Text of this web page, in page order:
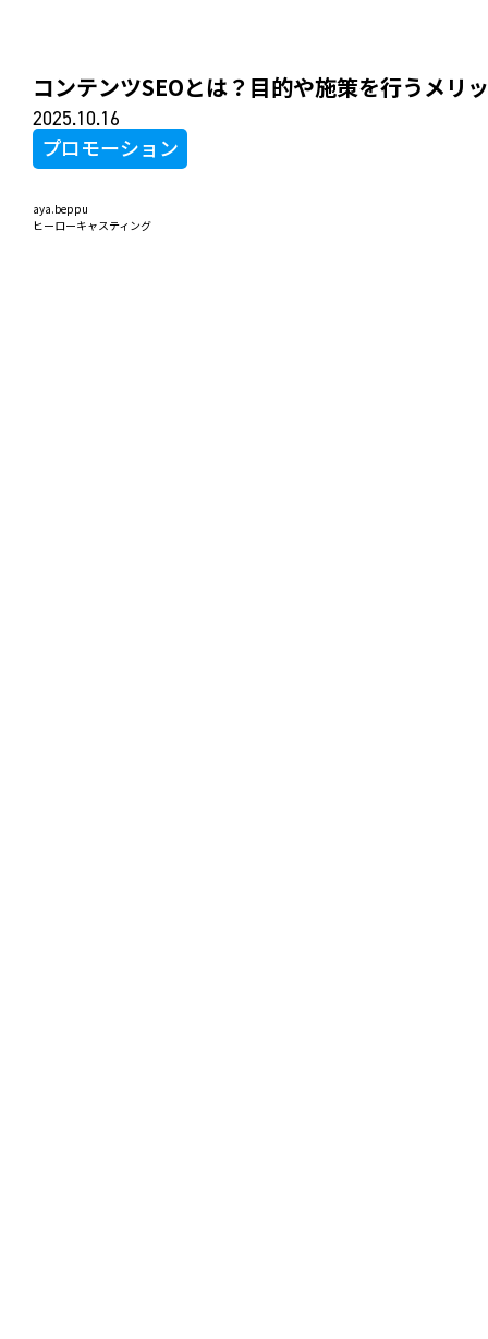
コンテンツSEOとは？目的や施策を行うメリ
2025.10.16
プロモーション
aya.beppu
ヒーローキャスティング